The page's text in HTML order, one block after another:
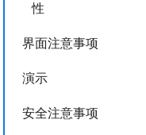
性
界面注意事项
演示
安全注意事项